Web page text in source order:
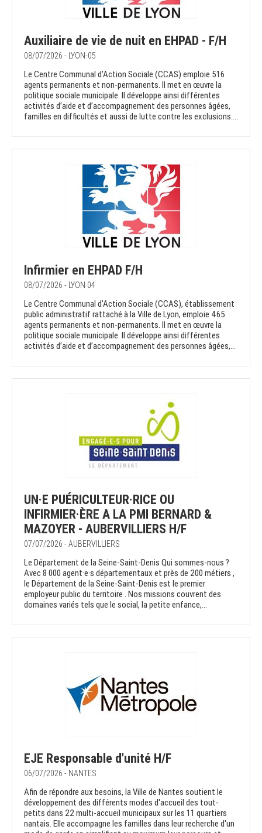
Auxiliaire de vie de nuit en EHPAD - F/H
08/07/2026 - LYON-05
Le Centre Communal d’Action Sociale (CCAS) emploie 516
agents permanents et non-permanents. Il met en œuvre la
politique sociale municipale. Il développe ainsi différentes
activités d’aide et d’accompagnement des personnes âgées,
familles en difficultés et aussi de lutte contre les exclusions....
Infirmier en EHPAD F/H
08/07/2026 - LYON 04
Le Centre Communal d’Action Sociale (CCAS), établissement
public administratif rattaché à la Ville de Lyon, emploie 465
agents permanents et non-permanents. Il met en œuvre la
politique sociale municipale. Il développe ainsi différentes
activités d’aide et d’accompagnement des personnes âgées,...
UN·E PUÉRICULTEUR·RICE OU
INFIRMIER·ÈRE A LA PMI BERNARD &
MAZOYER - AUBERVILLIERS H/F
07/07/2026 - AUBERVILLIERS
Le Département de la Seine-Saint-Denis Qui sommes-nous ?
Avec 8 000 agent·e·s départementaux et près de 200 métiers ,
le Département de la Seine-Saint-Denis est le premier
employeur public du territoire . Nos missions couvrent des
domaines variés tels que le social, la petite enfance,...
EJE Responsable d'unité H/F
06/07/2026 - NANTES
Afin de répondre aux besoins, la Ville de Nantes soutient le
développement des différents modes d'accueil des tout-
petits dans 22 multi-accueil municipaux sur les 11 quartiers
nantais. Elle accompagne les familles dans leur recherche d'un